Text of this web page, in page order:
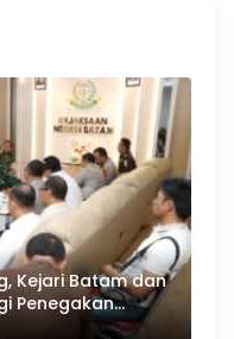
Kejari Batam dan
Penegakan